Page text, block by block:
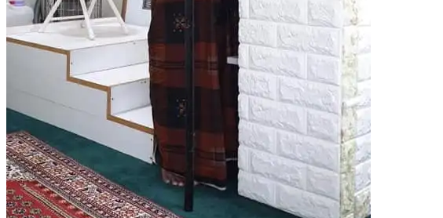
LIPUTAN MEDIA
GALERI
KONTAK